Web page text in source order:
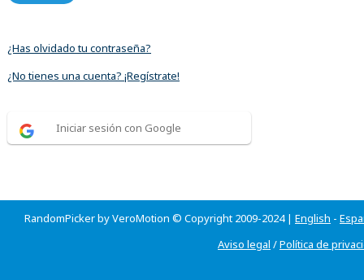
¿Has olvidado tu contraseña?
¿No tienes una cuenta? ¡Regístrate!
Iniciar sesión con Google
RandomPicker by VeroMotion © Copyright 2009-2024 | English -
Aviso legal /Política de